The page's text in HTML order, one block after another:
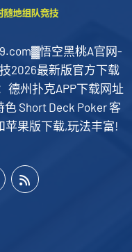
悟空黑桃A官网-
2026最新版官方下载
德州扑克APP下载网址
Short Deck Poker 客
苹果版下载,玩法丰富!